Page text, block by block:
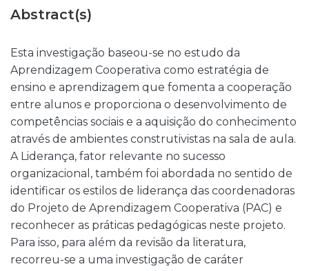
Abstract(s)
Esta investigação baseou-se no estudo da
Aprendizagem Cooperativa como estratégia de
ensino e aprendizagem que fomenta a cooperação
entre alunos e proporciona o desenvolvimento de
competências sociais e a aquisição do conhecimento
através de ambientes construtivistas na sala de aula.
A Liderança, fator relevante no sucesso
organizacional, também foi abordada no sentido de
identificar os estilos de liderança das coordenadoras
do Projeto de Aprendizagem Cooperativa (PAC) e
reconhecer as práticas pedagógicas neste projeto.
Para isso, para além da revisão da literatura,
recorreu-se a uma investigação de caráter